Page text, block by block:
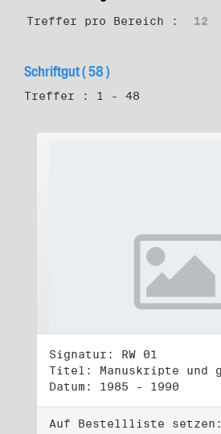
Treffer pro Bereich : 12
Schriftgut ( 58 )
Treffer : 1 - 48
Signatur: RW 01
Datum: 1985 - 1990
Auf Bestellliste setzen: